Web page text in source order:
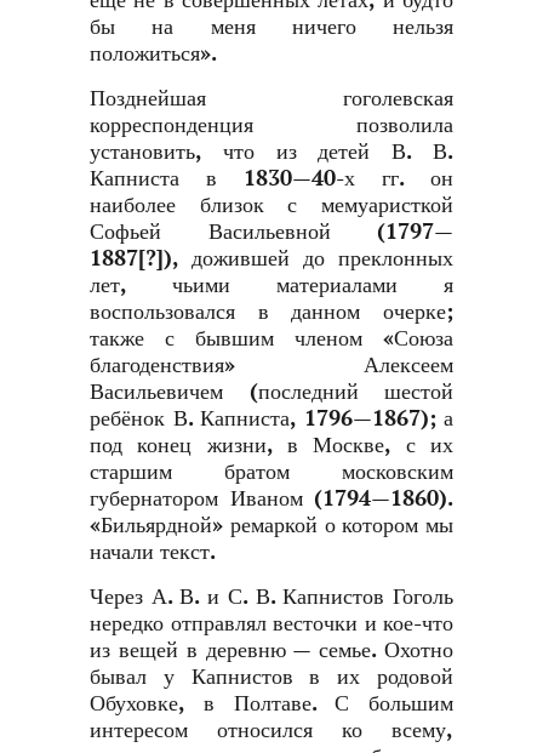
бы на меня ничего нельзя
положиться».
Позднейшая гоголевская
корреспонденция позволила
установить, что из детей В. В.
Капниста в 1830—40-х гг. он
наиболее близок с мемуаристкой
Софьей Васильевной (1797—
1887[?]), дожившей до преклонных
лет, чьими материалами я
воспользовался в данном очерке;
также с бывшим членом «Союза
благоденствия» Алексеем
Васильевичем (последний шестой
ребёнок В. Капниста, 1796—1867); а
под конец жизни, в Москве, с их
старшим братом московским
губернатором Иваном (1794—1860).
«Бильярдной» ремаркой о котором мы
начали текст.
Через А. В. и С. В. Капнистов Гоголь
нередко отправлял весточки и кое-что
из вещей в деревню — семье. Охотно
бывал у Капнистов в их родовой
Обуховке, в Полтаве. С большим
интересом относился ко всему,